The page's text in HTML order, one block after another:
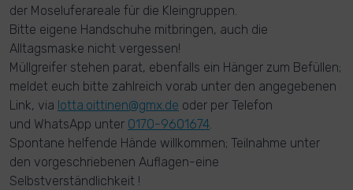
der Moseluferareale für die Kleingruppen.
Bitte eigene Handschuhe mitbringen, auch die
Alltagsmaske nicht vergessen!
Müllgreifer stehen parat, ebenfalls ein Hänger zum Befüllen;
meldet euch bitte zahlreich vorab unter den angegebenen
Link, via lotta.oittinen@gmx.de oder per Telefon
und WhatsApp unter 0170-9601674.
Spontane helfende Hände willkommen; Teilnahme unter
den vorgeschriebenen Auflagen-eine
Selbstverständlichkeit !